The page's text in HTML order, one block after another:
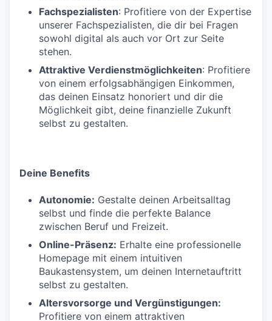
Fachspezialisten: Profitiere von der Expertise
unserer Fachspezialisten, die dir bei Fragen
sowohl digital als auch vor Ort zur Seite
stehen.
Attraktive Verdienstmöglichkeiten: Profitiere
von einem erfolgsabhängigen Einkommen,
das deinen Einsatz honoriert und dir die
Möglichkeit gibt, deine finanzielle Zukunft
selbst zu gestalten.
Deine Benefits
Autonomie: Gestalte deinen Arbeitsalltag
selbst und finde die perfekte Balance
zwischen Beruf und Freizeit.
Online-Präsenz: Erhalte eine professionelle
Homepage mit einem intuitiven
Baukastensystem, um deinen Internetauftritt
selbst zu gestalten.
Altersvorsorge und Vergünstigungen:
Profitiere von einem attraktiven